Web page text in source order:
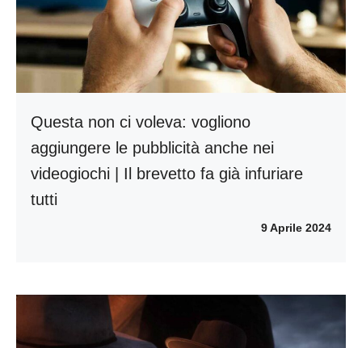
Questa non ci voleva: vogliono
aggiungere le pubblicità anche nei
videogiochi | Il brevetto fa già infuriare
tutti
9 Aprile 2024